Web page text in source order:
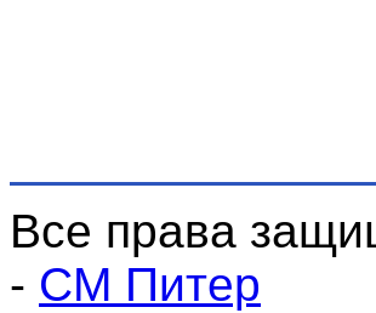
Все права
- СМ Питер